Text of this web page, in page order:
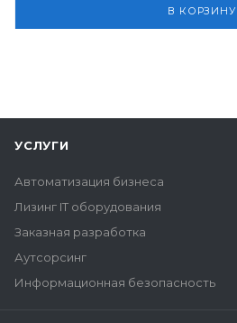
В КОРЗИНУ
УСЛУГИ
Автоматизация бизнеса
Лизинг IT оборудования
Заказная разработка
Аутсорсинг
Информационная безопасность